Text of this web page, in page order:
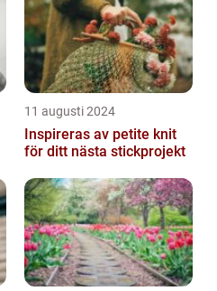
11 augusti 2024
Inspireras av petite knit
för ditt nästa stickprojekt